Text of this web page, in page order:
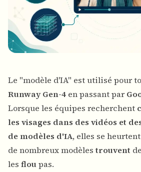
Le "modèle d'IA" est utilisé pour
Runway Gen-4 en passant par
Lorsque les équipes recherchent
les visages dans des vidéos et
de modèles d'IA, elles se
de nombreux modèlestrouvent
les floupas.